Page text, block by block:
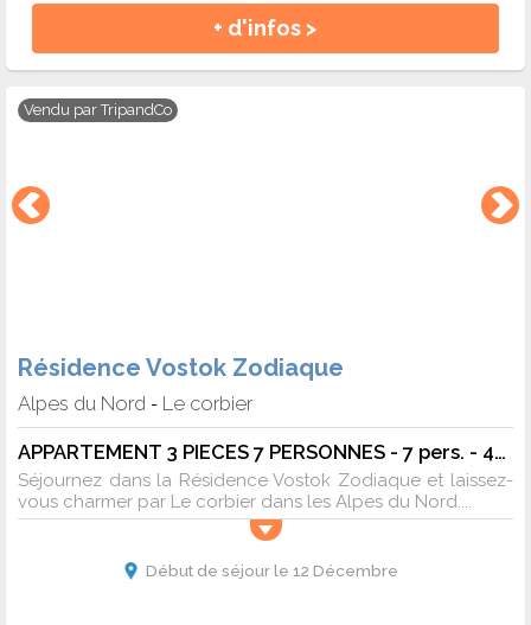
+ d'infos >
Vendu parTripandCo
Résidence Vostok Zodiaque
Alpes du Nord - Le corbier
APPARTEMENT 3 PIECES 7 PERSONNES - 7 pers. - 40m2 - TV
Séjournez dans la Résidence Vostok Zodiaque et laissez-
vous charmer par Le corbier dans les Alpes du Nord....
Début de séjour le 12 Décembre